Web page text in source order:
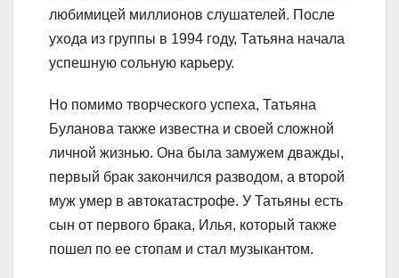
любимицей миллионов слушателей. После
ухода из группы в 1994 году, Татьяна начала
успешную сольную карьеру.
Но помимо творческого успеха, Татьяна
Буланова также известна и своей сложной
личной жизнью. Она была замужем дважды,
первый брак закончился разводом, а второй
муж умер в автокатастрофе. У Татьяны есть
сын от первого брака, Илья, который также
пошел по ее стопам и стал музыкантом.